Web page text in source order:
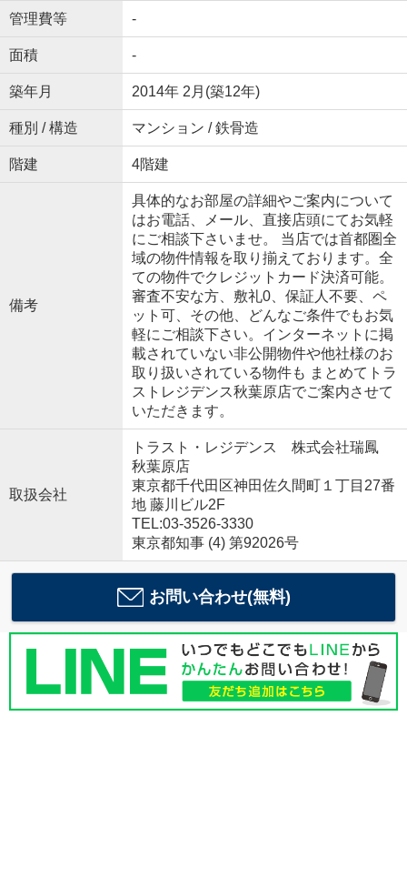
管理費等 -
面積 -
築年月 2014年 2月(築12年)
種別 / 構造 マンション / 鉄骨造
階建 4階建
備考
具体的なお部屋の詳細やご案内について
はお電話、メール、直接店頭にてお気軽
にご相談下さいませ。 当店では首都圏全
域の物件情報を取り揃えております。全
ての物件でクレジットカード決済可能。
審査不安な方、敷礼0、保証人不要、ペ
ット可、その他、どんなご条件でもお気
軽にご相談下さい。インターネットに掲
載されていない非公開物件や他社様のお
取り扱いされている物件も まとめてトラ
ストレジデンス秋葉原店でご案内させて
いただきます。
取扱会社
トラスト・レジデンス 株式会社瑞鳳
秋葉原店
東京都千代田区神田佐久間町１丁目27番
地 藤川ビル2F
TEL:03-3526-3330
東京都知事 (4) 第92026号
お問い合わせ(無料)